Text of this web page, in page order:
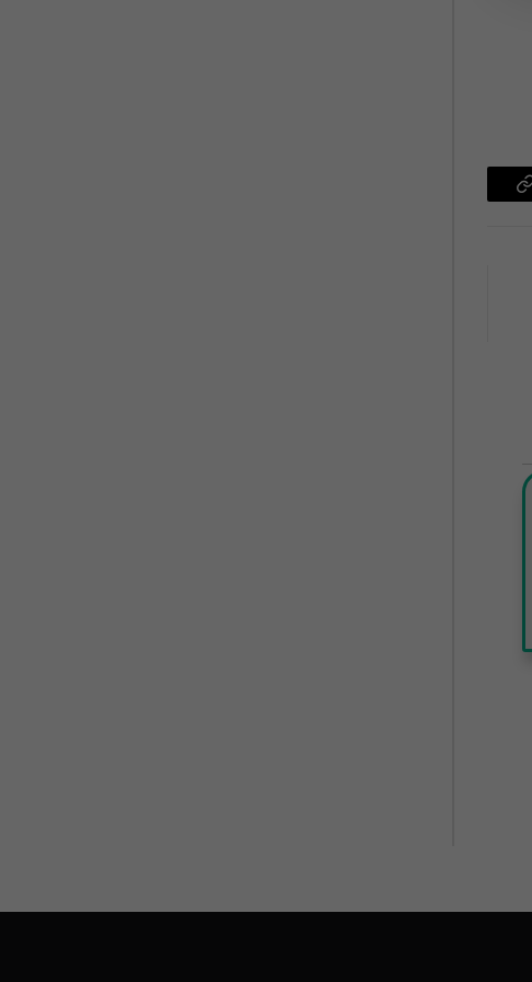
Copy